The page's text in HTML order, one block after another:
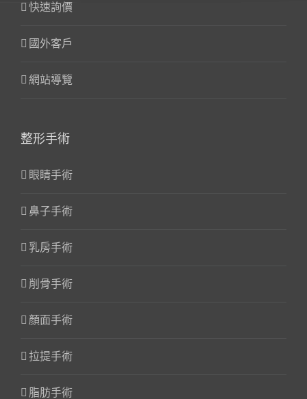
快速詢價
國外客戶
網站導覽
整形手術
眼睛手術
鼻子手術
乳房手術
削骨手術
顏面手術
拉提手術
脂肪手術